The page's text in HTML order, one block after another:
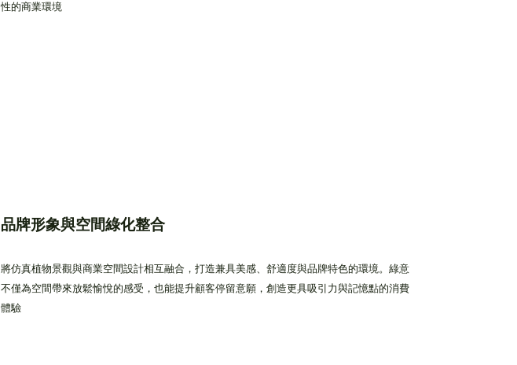
性的商業環境
品牌形象與空間綠化整合
將仿真植物景觀與商業空間設計相互融合，打造兼具美感、舒適度與品牌特色的環境。綠意
不僅為空間帶來放鬆愉悅的感受，也能提升顧客停留意願，創造更具吸引力與記憶點的消費
體驗